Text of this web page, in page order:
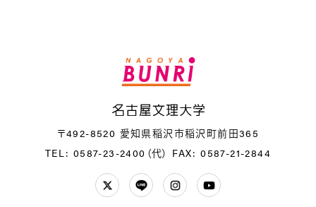
〒492-8520 愛知県稲沢市稲沢町前田365
TEL: 0587-23-2400（代） FAX: 0587-21-2844